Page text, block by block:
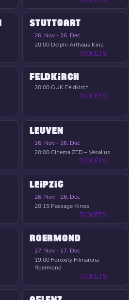
STUTTGART
26. Nov - 26. Dec
20:00 Delphi Arthaus Kino
TICKETS
FELDKIRCH
20:00GUK Feldkirch
TICKETS
LEUVEN
26. Nov - 26. Dec
20:00Cinema ZED – Vesalius
TICKETS
LEIPZIG
26. Nov - 26. Dec
20:15 Passage Kinos
TICKETS
ROERMOND
27. Nov - 27. Dec
19:00 Foroxity Filmarena
Roermond
TICKETS